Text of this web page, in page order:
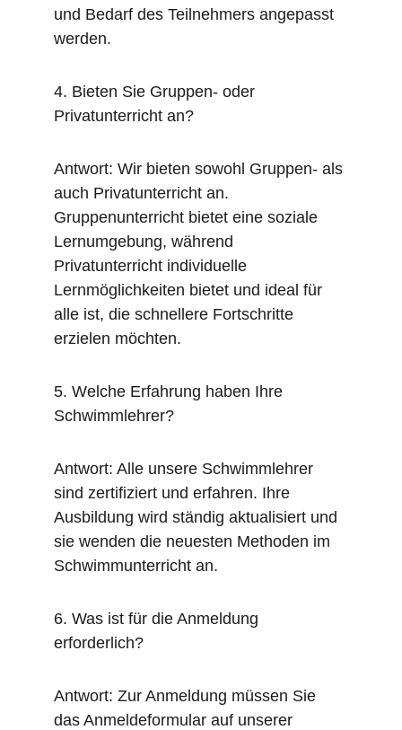
und Bedarf des Teilnehmers angepasst
werden.
4. Bieten Sie Gruppen- oder
Privatunterricht an?
Antwort: Wir bieten sowohl Gruppen- als
auch Privatunterricht an.
Gruppenunterricht bietet eine soziale
Lernumgebung, während
Privatunterricht individuelle
Lernmöglichkeiten bietet und ideal für
alle ist, die schnellere Fortschritte
erzielen möchten.
5. Welche Erfahrung haben Ihre
Schwimmlehrer?
Antwort: Alle unsere Schwimmlehrer
sind zertifiziert und erfahren. Ihre
Ausbildung wird ständig aktualisiert und
sie wenden die neuesten Methoden im
Schwimmunterricht an.
6. Was ist für die Anmeldung
erforderlich?
Antwort: Zur Anmeldung müssen Sie
das Anmeldeformular auf unserer